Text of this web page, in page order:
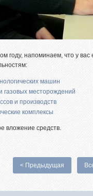
году, напоминаем, что у
машин
газовых месторождений
и производств
комплексы
вложение средств.
< Предыдущая